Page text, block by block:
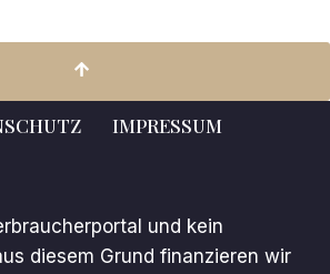
IMPRESSUM
und kein
diesem Grund finanzieren wir